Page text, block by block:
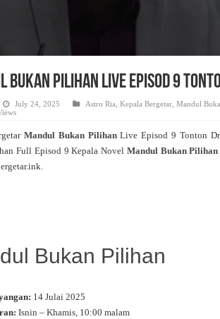
Bukan Pilihan Live Episod 9
July 24, 2025 Astro Ria Kepala Bergetar, Mandul
Mandul Bukan PilihanLive Episod 9 Tonton
Full Episod 9 Kepala Novel Mandul Bukan
Bukan Pilihan
14 Julai 2025
Isnin – Khamis, 10:00 malam